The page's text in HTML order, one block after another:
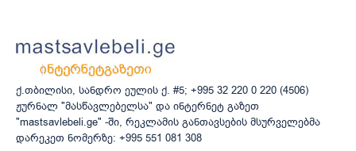
ქ.თბილისი, სანდრო ეულის ქ. #5; +995 32 220 0 220 (4506)
ჟურნალ "მასწავლებელსა" და ინტერნეტ გაზეთ
"mastsavlebeli.ge" -ში, რეკლამის განთავსების მსურველებმა
დარეკეთ ნომერზე: +995 551 081 308